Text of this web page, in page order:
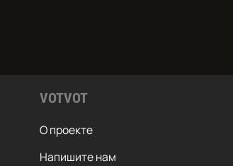
VOTVOT
О проекте
Напишите нам